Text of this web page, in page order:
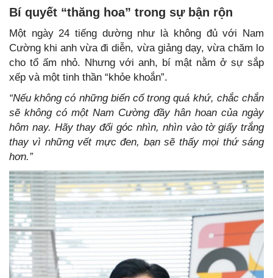
Bí quyết “thăng hoa” trong sự bận rộn
Một ngày 24 tiếng dường như là không đủ với Nam
Cường khi anh vừa đi diễn, vừa giảng dạy, vừa chăm lo
cho tổ ấm nhỏ. Nhưng với anh, bí mật nằm ở sự sắp
xếp và một tinh thần “khỏe khoắn”.
“Nếu không có những biến cố trong quá khứ, chắc chắn
sẽ không có một Nam Cường đầy hân hoan của ngày
hôm nay. Hãy thay đổi góc nhìn, nhìn vào tờ giấy trắng
thay vì những vết mực đen, bạn sẽ thấy mọi thứ sáng
hơn.”